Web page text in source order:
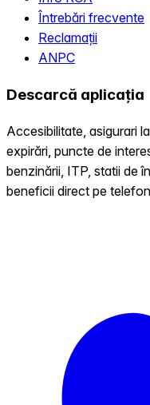
Întrebări frecvente
Reclamații
ANPC
Descarcă aplicația
Accesibilitate, asigurari
expirări, puncte de
benzinării, ITP, statii de
beneficii direct pe